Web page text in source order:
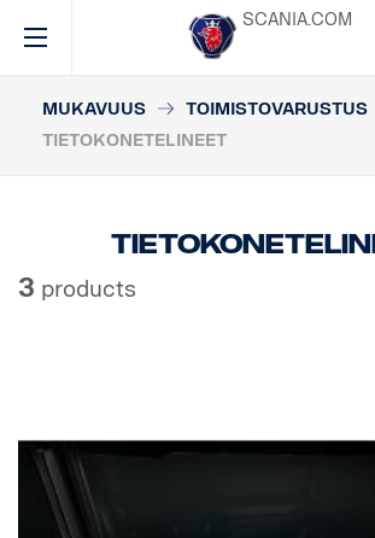
SCANIA.COM
MUKAVUUS
TOIMISTOVARUSTUS
TIETOKONETELINEET
3 products